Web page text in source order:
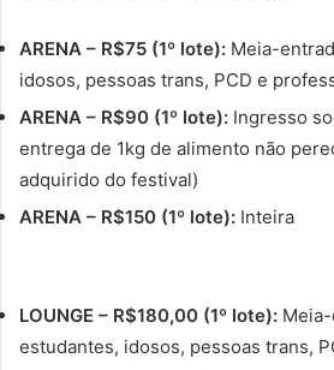
ARENA – R$75 (1º lote): Meia-
idosos, pessoas trans, PCD e
ARENA – R$90 (1º lote): Ingresso
entrega de 1kg de alimento não
adquirido do festival)
ARENA – R$150 (1º lote): Inteira
LOUNGE – R$180,00 (1º lote):
estudantes, idosos, pessoas trans,